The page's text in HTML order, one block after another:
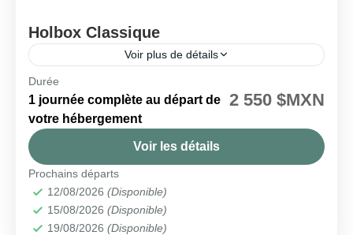
Holbox Classique
Voir plus de détails
🗓️ Disponible chaque mercredi et samedi
Holbox
Facile
Durée
1 journée complète au départ de
votre hébergement
2 550 $MXN
Voir les détails
Prochains départs
12/08/2026 (Disponible)
15/08/2026 (Disponible)
19/08/2026 (Disponible)